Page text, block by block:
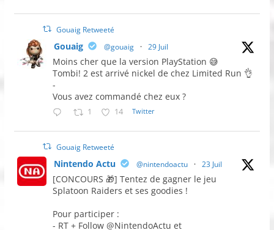
Gouaig Retweeté
Gouaig @gouaig · 29 Juil
Moins cher que la version PlayStation 😅
Tombi! 2 est arrivé nickel de chez Limited Run 👌
-
Vous avez commandé chez eux ?
1 14 Twitter
Gouaig Retweeté
Nintendo Actu @nintendoactu · 23 Juil
[CONCOURS 🎁] Tentez de gagner le jeu
Splatoon Raiders et ses goodies !
Pour participer :
- RT + Follow @NintendoActu et